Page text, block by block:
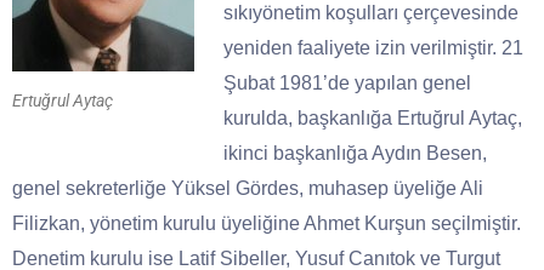
Ertuğrul Aytaç
sıkıyönetim koşulları çerçevesinde
yeniden faaliyete izin verilmiştir. 21
Şubat 1981’de yapılan genel
kurulda, başkanlığa Ertuğrul Aytaç,
ikinci başkanlığa Aydın Besen,
genel sekreterliğe Yüksel Gördes, muhasep üyeliğe Ali
Filizkan, yönetim kurulu üyeliğine Ahmet Kurşun seçilmiştir.
Denetim kurulu ise Latif Sibeller, Yusuf Canıtok ve Turgut